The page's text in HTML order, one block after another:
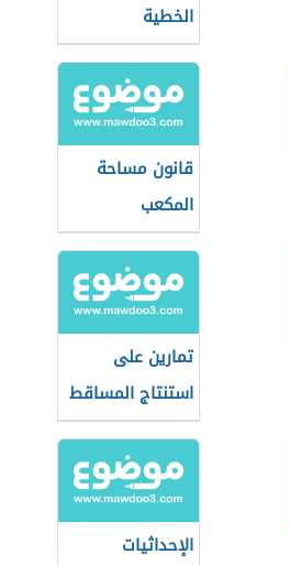
الخطية
قانون مساحة
المكعب
تمارين على
استنتاج المساقط
في الرسم
الهندسي
الإحداثيات